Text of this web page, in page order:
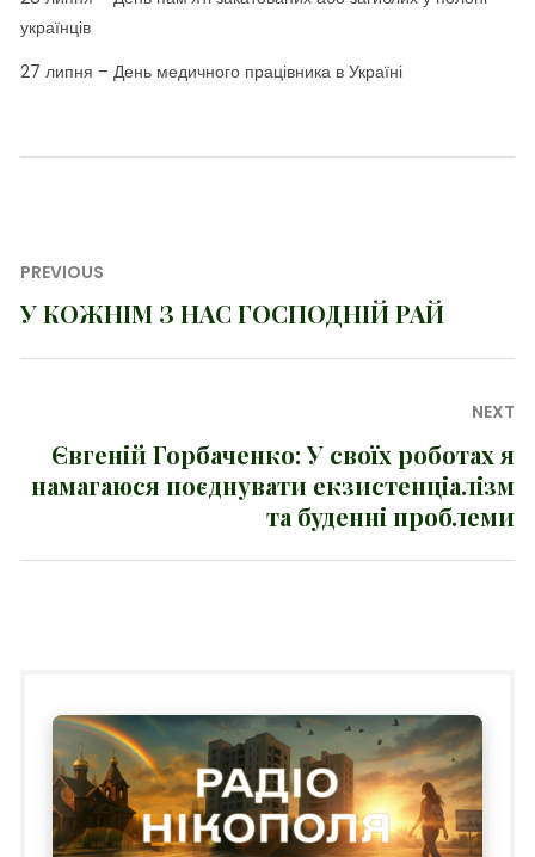
українців
27 липня – День медичного працівника в Україні
Навігація
записів
PREVIOUS
Previous
У КОЖНІМ З НАС ГОСПОДНІЙ РАЙ
NEXT
Next
post:
Євгеній Горбаченко: У своїх роботах я
намагаюся поєднувати екзистенціалізм
та буденні проблеми